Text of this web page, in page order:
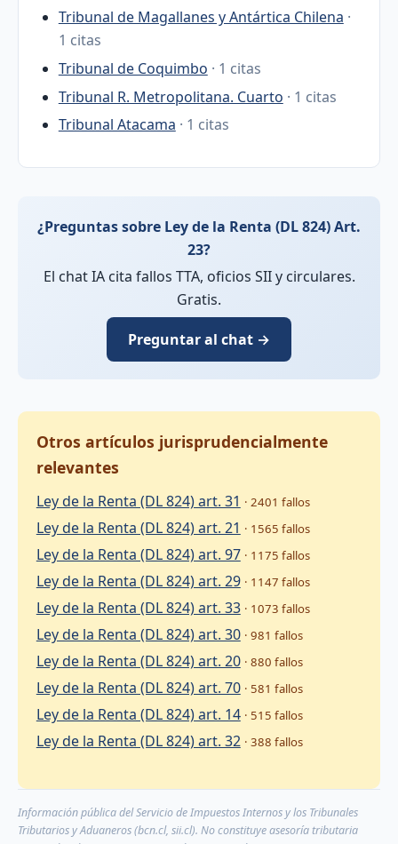
Tribunal de Magallanes y Antártica Chilena ·
1 citas
Tribunal de Coquimbo · 1 citas
Tribunal R. Metropolitana. Cuarto · 1 citas
Tribunal Atacama · 1 citas
¿Preguntas sobre Ley de la Renta (DL 824) Art.
23?
El chat IA cita fallos TTA, oficios SII y circulares.
Gratis.
Preguntar al chat →
Otros artículos jurisprudencialmente
relevantes
Ley de la Renta (DL 824) art. 31 · 2401 fallos
Ley de la Renta (DL 824) art. 21 · 1565 fallos
Ley de la Renta (DL 824) art. 97 · 1175 fallos
Ley de la Renta (DL 824) art. 29 · 1147 fallos
Ley de la Renta (DL 824) art. 33 · 1073 fallos
Ley de la Renta (DL 824) art. 30 · 981 fallos
Ley de la Renta (DL 824) art. 20 · 880 fallos
Ley de la Renta (DL 824) art. 70 · 581 fallos
Ley de la Renta (DL 824) art. 14 · 515 fallos
Ley de la Renta (DL 824) art. 32 · 388 fallos
Información pública del Servicio de Impuestos Internos y los Tribunales
Tributarios y Aduaneros (bcn.cl, sii.cl). No constituye asesoría tributaria